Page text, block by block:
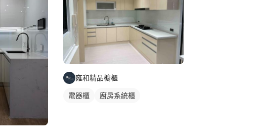
雍和精品櫥櫃
電器櫃 廚房系統櫃